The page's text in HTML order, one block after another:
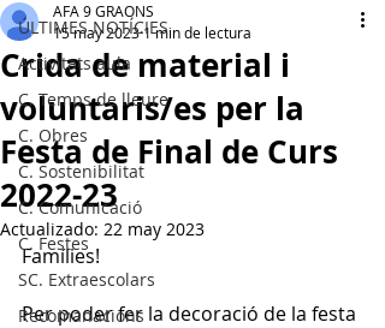
ÚLTIMES NOTÍCIES
Activitats aula
C. Temps de lleure
C. Obres
C. Sostenibilitat
C. Comunicació
C. Festes
SC. Extraescolars
Recomanacions
Crida de material i
voluntaris/es per la
Festa de Final de Curs
2022-23
AFA 9 GRAONS
15 may 2023 1 min de lectura
Actualizado: 22 may 2023
Famílies!
Per poder fer la decoració de la festa